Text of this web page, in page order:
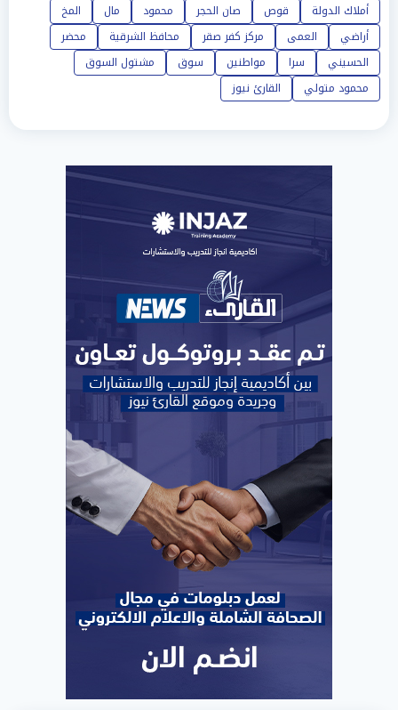
أملاك الدولة
قوص صان الحجر محمود مال
المخ
أراضي
العمى مركز كفر صقر محافظ الشرقية
محضر
الحسيني
سرا مواطنين سوق
مشتول السوق
محمود متولي
القارئ نيوز